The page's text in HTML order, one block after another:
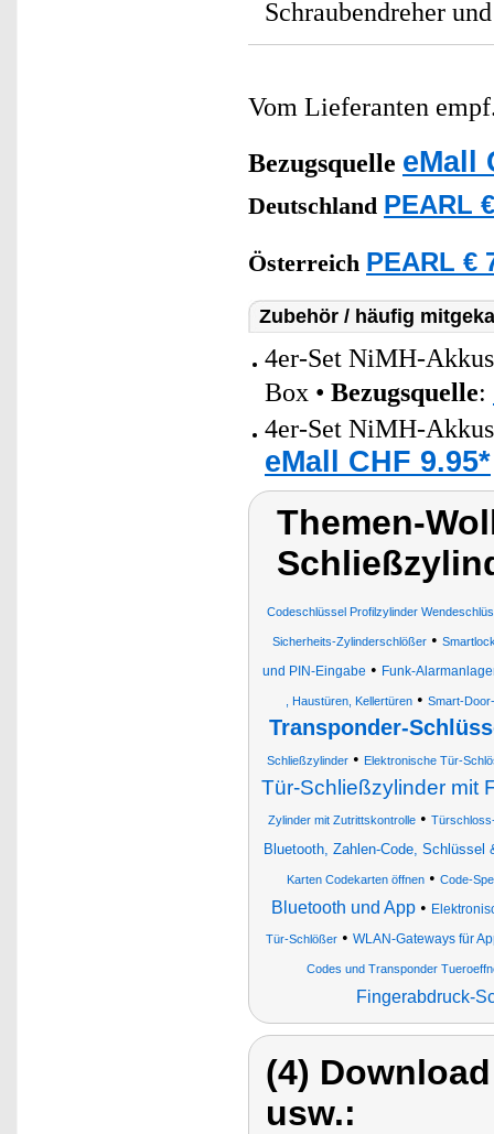
Schraubendreher
Vom Lieferanten
Bezugsquelle eMall
Deutschland PEARL
Österreich PEARL €
Zubehör / häufig
4er-Set NiMH-
Box • Bezugsquelle:
4er-Set NiMH-
eMall CHF 9.95*
Themen-
Codeschlüssel Profilzylinder
Sicherheits-Zylinderschlößer•
und PIN-Eingabe • Funk-
, Haustüren, Kellertüren • Smart-
Transponder-
Schließzylinder • Elektronische Tür-
Tür-Schließzylinder mit
Zylinder mit Zutrittskontrolle •
Bluetooth, Zahlen-Code, Schlüssel
Karten Codekarten öffnen • Code-
Bluetooth und App•
Tür-Schlößer • WLAN-Gateways für
Codes und Transponder
Fingerabdruck-
(4)
usw.: